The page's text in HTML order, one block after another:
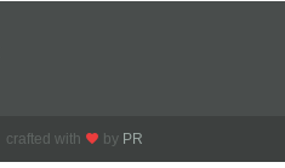
crafted with by PR